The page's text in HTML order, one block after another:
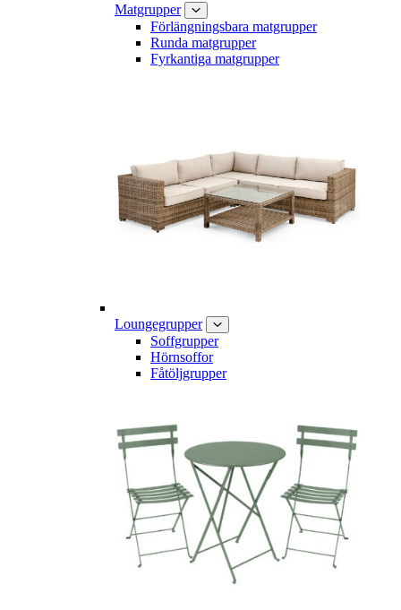
Matgrupper
Förlängningsbara matgrupper
Runda matgrupper
Fyrkantiga matgrupper
Loungegrupper
Soffgrupper
Hörnsoffor
Fåtöljgrupper